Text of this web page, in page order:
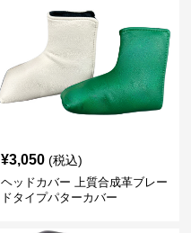
¥3,050 (税込)
ヘッドカバー 上質合成革ブレー
ドタイプパターカバー